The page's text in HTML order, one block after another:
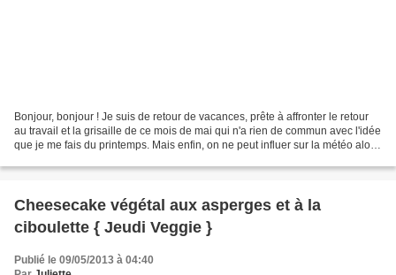
Bonjour, bonjour ! Je suis de retour de vacances, prête à affronter le retour
au travail et la grisaille de ce mois de mai qui n'a rien de commun avec l'idée
que je me fais du printemps. Mais enfin, on ne peut influer sur la météo alors
Cheesecake végétal aux asperges et à la
ciboulette { Jeudi Veggie }
Publié le 09/05/2013 à 04:40